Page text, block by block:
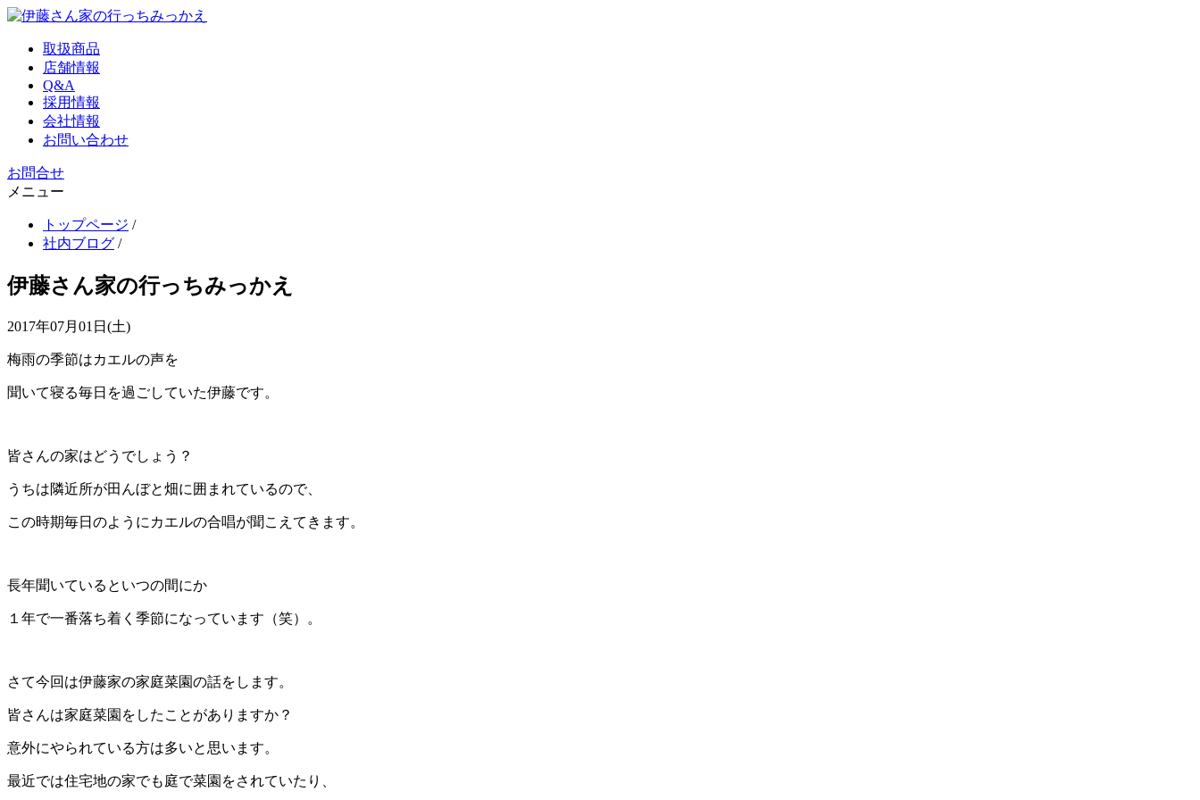
取扱商品
店舗情報
Q&A
採用情報
会社情報
お問い合わせ
お問合せ
メニュー
トップページ /
社内ブログ /
伊藤さん家の行っちみっかえ
2017年07月01日(土)
梅雨の季節はカエルの声を
聞いて寝る毎日を過ごしていた伊藤です。
皆さんの家はどうでしょう？
うちは隣近所が田んぼと畑に囲まれているので、
この時期毎日のようにカエルの合唱が聞こえてきます。
長年聞いているといつの間にか
１年で一番落ち着く季節になっています（笑）。
さて今回は伊藤家の家庭菜園の話をします。
皆さんは家庭菜園をしたことがありますか？
意外にやられている方は多いと思います。
最近では住宅地の家でも庭で菜園をされていたり、